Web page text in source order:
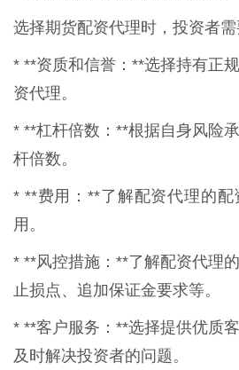
选择期货配资代理时，投资者需
* **资质和信誉：**选择持有正
资代理。
* **杠杆倍数：**根据自身风险
杆倍数。
* **费用：**了解配资代理的
用。
* **风控措施：**了解配资代理
止损点、追加保证金要求等。
* **客户服务：**选择提供优质
及时解决投资者的问题。